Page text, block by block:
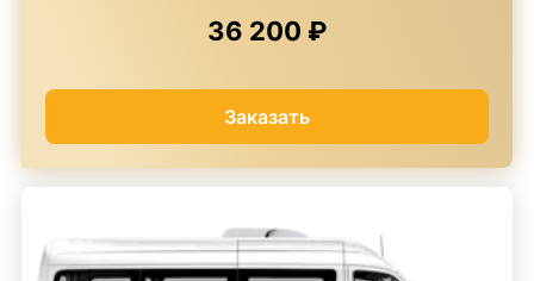
36 200 ₽
Заказать